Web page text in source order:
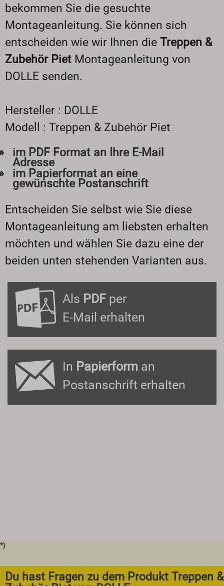
bekommen Sie die gesuchte
Montageanleitung. Sie können sich
entscheiden wie wir Ihnen die Treppen &
Zubehör Piet Montageanleitung von
DOLLE senden.
Hersteller : DOLLE
Modell : Treppen & Zubehör Piet
im PDF Format an Ihre E-Mail
Adresse
im Papierformat an eine
gewünschte Postanschrift
Entscheiden Sie selbst wie Sie diese
Montageanleitung am liebsten erhalten
möchten und wählen Sie dazu eine der
beiden unten stehenden Varianten aus.
Als PDF per
E-Mail erhalten
In Papierform an
Postanschrift erhalten
*}
Du hast Fragen zu dem Produkt Treppen &